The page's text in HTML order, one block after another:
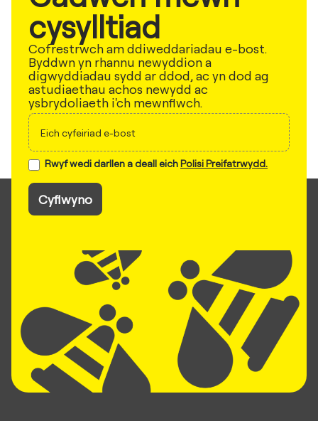
cysylltiad
Cofrestrwch am ddiweddariadau e-bost.
Byddwn yn rhannu newyddion a
digwyddiadau sydd ar ddod, ac yn dod ag
astudiaethau achos newydd ac
ysbrydoliaeth i'ch mewnflwch.
Cofrestrwch
Rwyf wedi darllen a deall eichPolisi Preifatrwydd.
Cyflwyno